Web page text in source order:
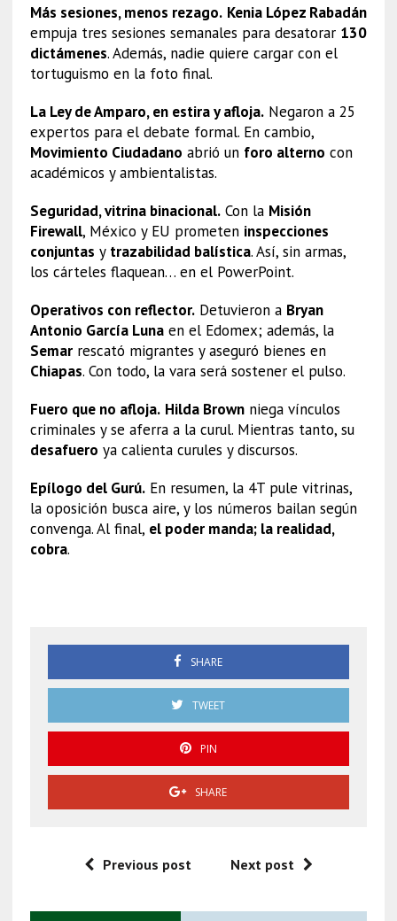
Más sesiones, menos rezago. Kenia López Rabadán
empuja tres sesiones semanales para desatorar 130
dictámenes. Además, nadie quiere cargar con el
tortuguismo en la foto final.
La Ley de Amparo, en estira y afloja.Negaron a 25
expertos para el debate formal. En cambio,
Movimiento Ciudadano abrió un foro alterno con
académicos y ambientalistas.
Seguridad, vitrina binacional.Con la Misión
Firewall, México y EU prometen inspecciones
conjuntas y trazabilidad balística. Así, sin armas,
los cárteles flaquean… en el PowerPoint.
Operativos con reflector.Detuvieron a Bryan
Antonio García Lunaen el Edomex; además, la
Semarrescató migrantes y aseguró bienes en
Chiapas. Con todo, la vara será sostener el pulso.
Fuero que no afloja. Hilda Brownniega vínculos
criminales y se aferra a la curul. Mientras tanto, su
desafuero ya calienta curules y discursos.
Epílogo del Gurú.En resumen, la 4T pule vitrinas,
la oposición busca aire, y los números bailan según
convenga. Al final, el poder manda; la realidad,
cobra.
SHARE
TWEET
PIN
SHARE
Previous post Next post